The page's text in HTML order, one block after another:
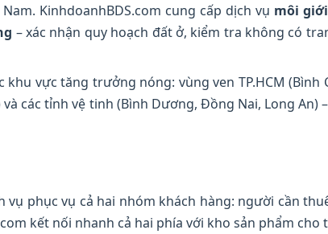
KinhdoanhBDS.com cung cấp dịch vụ môi
– xác nhận quy hoạch đất ở, kiểm tra không có
khu vực tăng trưởng nóng: vùng ven TP.HCM (Bình
các tỉnh vệ tinh (Bình Dương, Đồng Nai, Long
vụ phục vụ cả hai nhóm khách hàng: người cần
kết nối nhanh cả hai phía với kho sản phẩm